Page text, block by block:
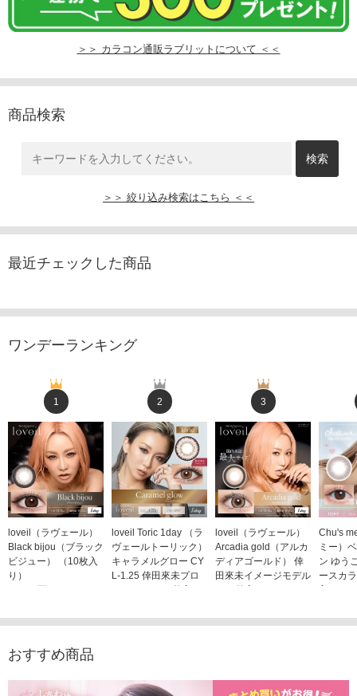
＞＞ カラコン通販ラブリットについて ＜＜
商品検索
＞＞ 絞り込み検索はこちら ＜＜
最近チェックした商品
ワンデーランキング
1
loveil（ラヴェール）
Black bijou（ブラック
ビジュー） （10枚入
り）
2
loveil Toric 1day （ラ
ヴェールトーリック）
キャラメルグロー CY
L-1.25 倖田來未プロ
デュース （10枚入
1,760円(税込)
3
loveil（ラヴェール）
Arcadia gold（アルカ
ディアゴールド） 倖
田來未イメージモデル
（10枚入り）
Chu's
ミー）
ン ゆう
ースカ
入り）
おすすめ商品